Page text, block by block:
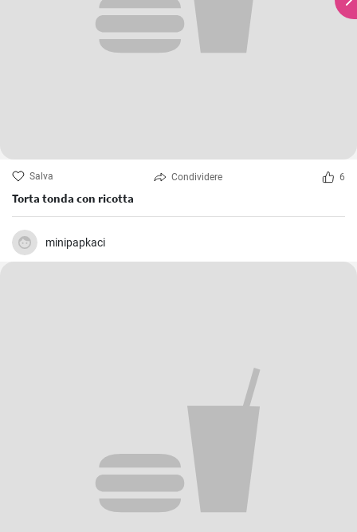
Salva Condividere 6
Torta tonda con ricotta
minipapkaci